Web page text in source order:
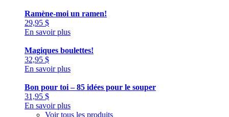
Ramène-moi un ramen!
29,95 $
En savoir plus
Magiques boulettes!
32,95 $
En savoir plus
Bon pour toi – 85 idées pour le souper
31,95 $
En savoir plus
Voir tous les produits